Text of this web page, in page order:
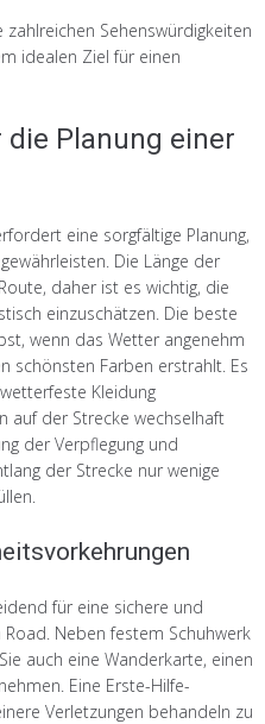
Sehenswürdigkeiten
idealen Ziel für einen
Planung einer
eine sorgfältige Planung,
Die Länge der
daher ist es wichtig, die
einzuschätzen. Die beste
wenn das Wetter angenehm
schönsten Farben erstrahlt. Es
Kleidung
auf der Strecke wechselhaft
der Verpflegung und
der Strecke nur wenige
für eine sichere und
Neben festem Schuhwerk
auch eine Wanderkarte, einen
Eine Erste-Hilfe-
Verletzungen behandeln zu